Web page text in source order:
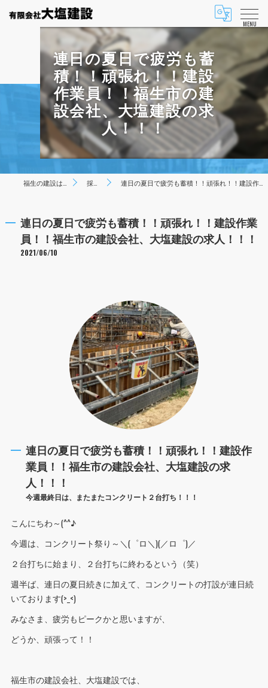
MENU
連日の夏日で疲労も蓄
積！！頑張れ！！建設
作業員！！福生市の建
設会社、大塩建設の求
人！！！
採用ブログ 連日の夏日で疲労も蓄積！！頑張れ！！建設作業員！！福生市の建設会社、大塩建設の求人！！！
連日の夏日で疲労も蓄積！！頑張れ！！建設作業
員！！福生市の建設会社、大塩建設の求人！！！
2021/06/10
連日の夏日で疲労も蓄積！！頑張れ！！建設作
業員！！福生市の建設会社、大塩建設の求
人！！！
今週最終日は、またまたコンクリート２台打ち！！！
こんにちわ～(^^♪
今週は、コンクリート祭り～＼(゜ロ＼)(／ロ゜)／
２台打ちに始まり、２台打ちに終わるという（笑）
週半ば、連日の夏日続きに加えて、コンクリートの打設が連日続
いております(>_<)
みなさま、疲労もピークかと思いますが、
どうか、頑張って！！
福生市の建設会社、大塩建設では、